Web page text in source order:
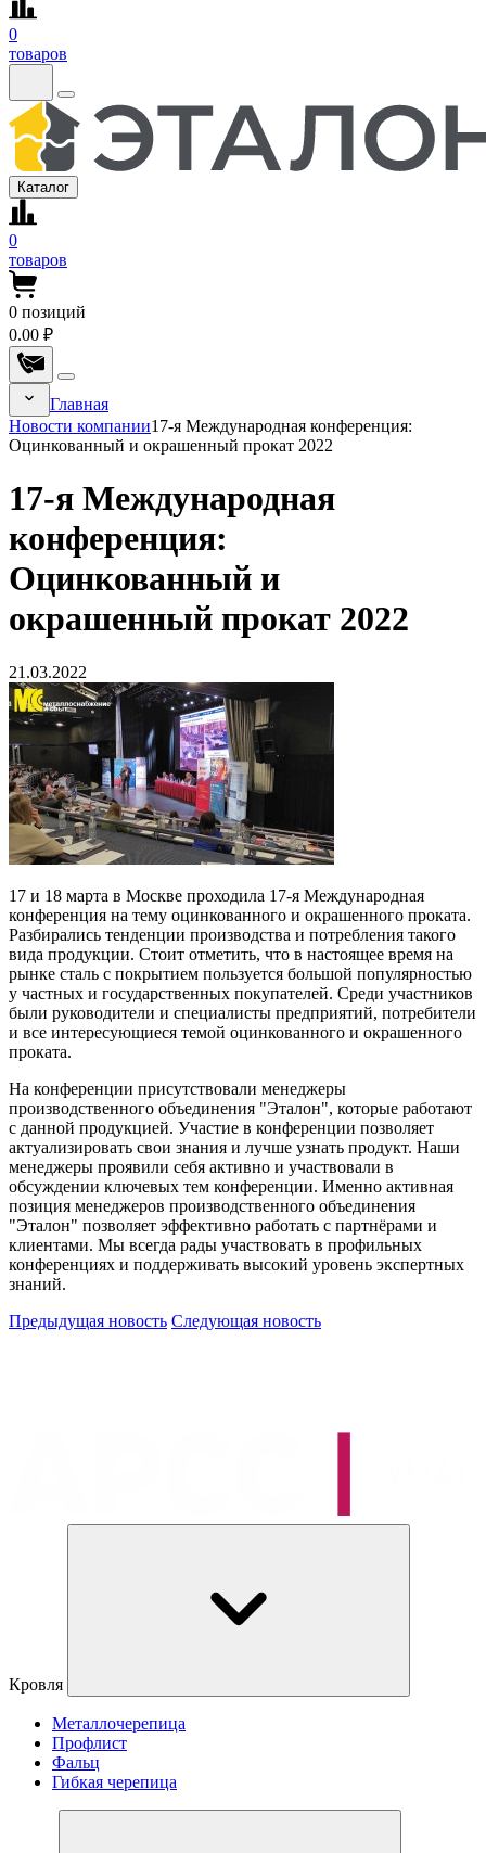
0
товаров
Каталог
0
товаров
0 позиций
0.00 ₽
Главная
Новости компании17-я Международная конференция:
Оцинкованный и окрашенный прокат 2022
17-я Международная
конференция:
Оцинкованный и
окрашенный прокат 2022
21.03.2022
17 и 18 марта в Москве проходила 17-я Международная
конференция на тему оцинкованного и окрашенного проката.
Разбирались тенденции производства и потребления такого
вида продукции. Стоит отметить, что в настоящее время на
рынке сталь с покрытием пользуется большой популярностью
у частных и государственных покупателей. Среди участников
были руководители и специалисты предприятий, потребители
и все интересующиеся темой оцинкованного и окрашенного
проката.
На конференции присутствовали менеджеры
производственного объединения "Эталон", которые работают
с данной продукцией. Участие в конференции позволяет
актуализировать свои знания и лучше узнать продукт. Наши
менеджеры проявили себя активно и участвовали в
обсуждении ключевых тем конференции. Именно активная
позиция менеджеров производственного объединения
"Эталон" позволяет эффективно работать с партнёрами и
клиентами. Мы всегда рады участвовать в профильных
конференциях и поддерживать высокий уровень экспертных
знаний.
Предыдущая новость Следующая новость
Кровля
Металлочерепица
Профлист
Фальц
Гибкая черепица